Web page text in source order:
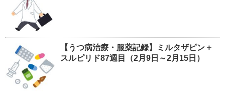
【うつ病治療・服薬記録】ミルタザピン＋
スルピリド87週目（2月9日～2月15日）